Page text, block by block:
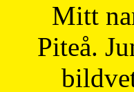
Mitt
Piteå.